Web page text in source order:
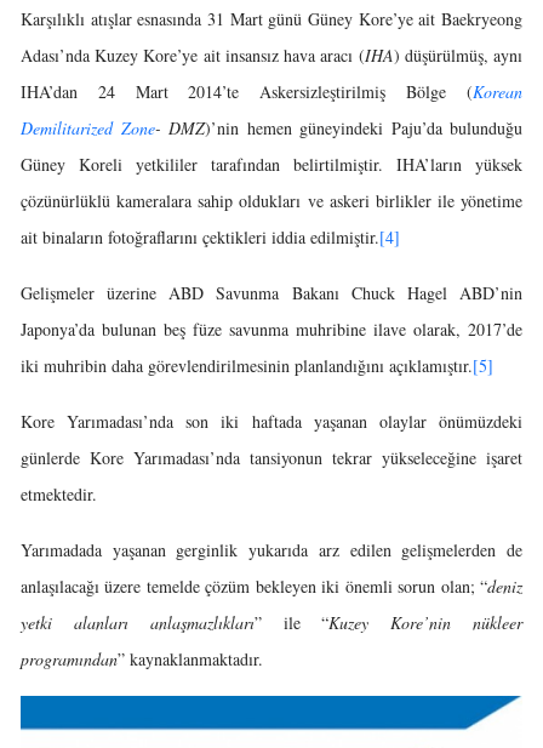
Karşılıklı atışlar esnasında 31 Mart günü Güney Kore’ye ait Baekryeong
Adası’nda Kuzey Kore’ye ait insansız hava aracı (IHA) düşürülmüş, aynı
IHA’dan 24 Mart 2014’te Askersizleştirilmiş Bölge (Korean
Demilitarized Zone- DMZ)’nin hemen güneyindeki Paju’da bulunduğu
Güney Koreli yetkililer tarafından belirtilmiştir. IHA’ların yüksek
çözünürlüklü kameralara sahip oldukları ve askeri birlikler ile yönetime
ait binaların fotoğraflarını çektikleri iddia edilmiştir.[4]
Gelişmeler üzerine ABD Savunma Bakanı Chuck Hagel ABD’nin
Japonya’da bulunan beş füze savunma muhribine ilave olarak, 2017’de
iki muhribin daha görevlendirilmesinin planlandığını açıklamıştır.[5]
Kore Yarımadası’nda son iki haftada yaşanan olaylar önümüzdeki
günlerde Kore Yarımadası’nda tansiyonun tekrar yükseleceğine işaret
etmektedir.
Yarımadada yaşanan gerginlik yukarıda arz edilen gelişmelerden de
anlaşılacağı üzere temelde çözüm bekleyen iki önemli sorun olan; “deniz
yetki alanları anlaşmazlıkları” ile “Kuzey Kore’nin nükleer
programından” kaynaklanmaktadır.